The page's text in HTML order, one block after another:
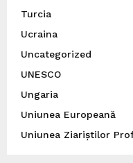
Turcia
Ucraina
Uncategorized
UNESCO
Ungaria
Uniunea Europeană
Uniunea Ziariștilor